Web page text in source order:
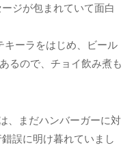
ジが包まれていて面白
ーラをはじめ、ビール
るので、チョイ飲み煮も
、まだハンバーガーに対
誤に明け暮れていまし